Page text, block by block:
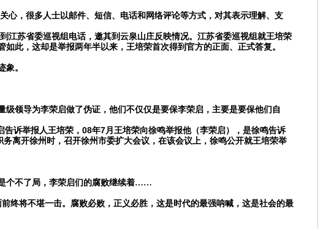
心，很多人士以邮件、短信、电话和网络评论等方式，对其表示理解、支
江苏省委巡视组电话，邀其到云泉山庄反映情况。江苏省委巡视组就王培荣
此，这却是举报两年半以来，王培荣首次得到官方的正面、正式答复。
象。
领导为李荣启做了伪证，他们不仅仅是要保李荣启，主要是要保他们自
告诉举报人王培荣，08年7月王培荣向徐鸣举报他（李荣启），是徐鸣告诉
务离开徐州时，召开徐州市委扩大会议，在该会议上，徐鸣公开就王培荣举
个不了局，李荣启们的腐败继续着……
终将不堪一击。腐败必败，正义必胜，这是时代的最强呐喊，这是社会的最